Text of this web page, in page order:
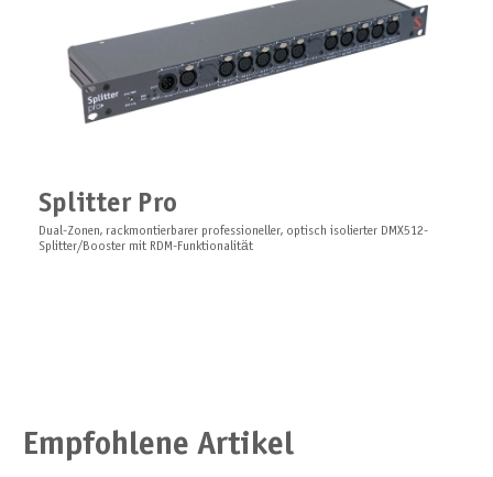
Splitter Pro
Dual-Zonen, rackmontierbarer professioneller, optisch isolierter DMX512-
Splitter/Booster mit RDM-Funktionalität
Empfohlene Artikel